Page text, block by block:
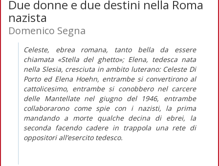
Due donne e due destini nella Roma
nazista
Domenico Segna
Celeste, ebrea romana, tanto bella da essere
chiamata «Stella del ghetto»; Elena, tedesca nata
nella Slesia, cresciuta in ambito luterano: Celeste Di
Porto ed Elena Hoehn, entrambe si convertirono al
cattolicesimo, entrambe si conobbero nel carcere
delle Mantellate nel giugno del 1946, entrambe
collaborarono come spie con i nazisti, la prima
mandando a morte qualche decina di ebrei, la
seconda facendo cadere in trappola una rete di
oppositori all’esercito tedesco.